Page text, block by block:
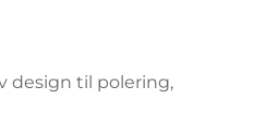
design til polering,